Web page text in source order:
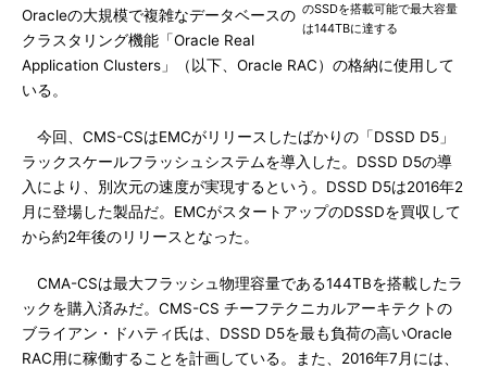
のSSDを搭載可能で最大容量
は144TBに達する
Oracleの大規模で複雑なデータベースの
クラスタリング機能「Oracle Real
Application Clusters」（以下、Oracle RAC）の格納に使用して
いる。
今回、CMS-CSはEMCがリリースしたばかりの「DSSD D5」
ラックスケールフラッシュシステムを導入した。DSSD D5の導
入により、別次元の速度が実現するという。DSSD D5は2016年2
月に登場した製品だ。EMCがスタートアップのDSSDを買収して
から約2年後のリリースとなった。
CMA-CSは最大フラッシュ物理容量である144TBを搭載したラ
ックを購入済みだ。CMS-CS チーフテクニカルアーキテクトの
ブライアン・ドハティ氏は、DSSD D5を最も負荷の高いOracle
RAC用に稼働することを計画している。また、2016年7月には、